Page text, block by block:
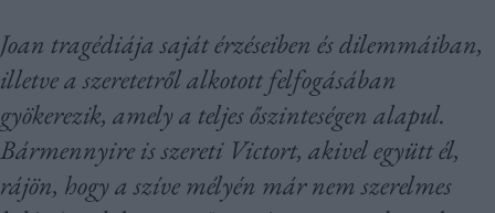
Joan tragédiája saját érzéseiben és dilemmáiban,
illetve a szeretetről alkotott felfogásában
gyökerezik, amely a teljes őszinteségen alapul.
Bármennyire is szereti Victort, akivel együtt él,
rájön, hogy a szíve mélyén már nem szerelmes